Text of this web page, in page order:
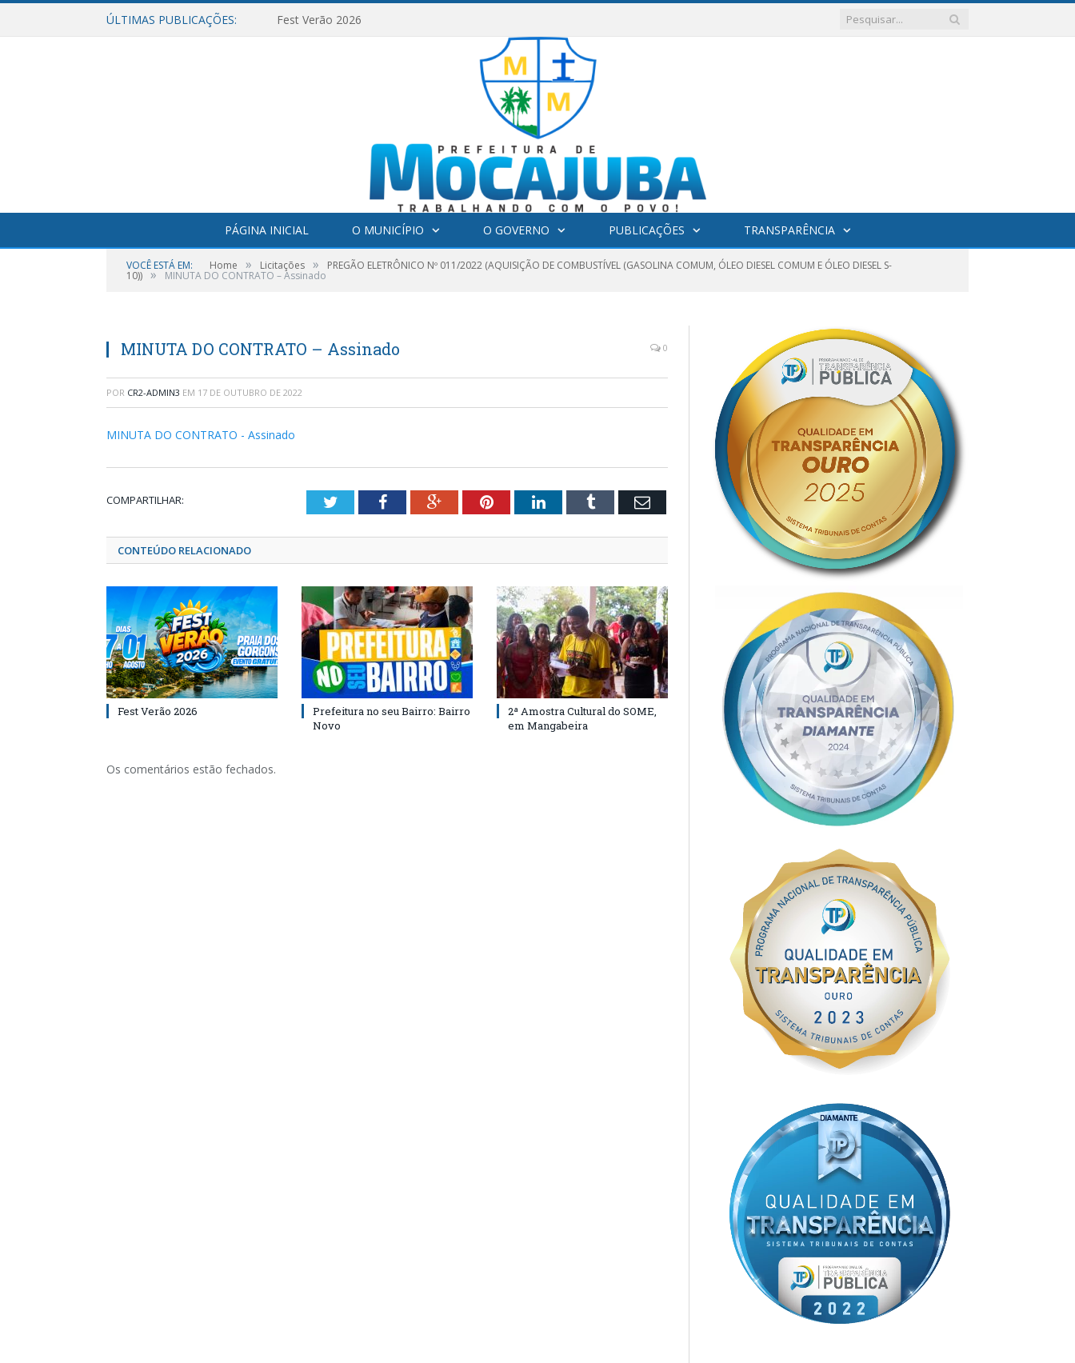
ÚLTIMAS PUBLICAÇÕES: Fest Verão 2026
PÁGINA INICIAL O MUNICÍPIO O GOVERNO PUBLICAÇÕES TRANSPARÊNCIA
VOCÊ ESTÁ EM: Home » Licitações » PREGÃO ELETRÔNICO Nº 011/2022 (AQUISIÇÃO DE COMBUSTÍVEL (GASOLINA COMUM, ÓLEO DIESEL COMUM E ÓLEO DIESEL S-
10)) » MINUTA DO CONTRATO – Assinado
MINUTA DO CONTRATO – Assinado 0
POR CR2-ADMIN3 EM 17 DE OUTUBRO DE 2022
MINUTA DO CONTRATO - Assinado
COMPARTILHAR: TwitterFacebookGoogle+PinterestLinkedInTumblr Email
CONTEÚDO RELACIONADO
Fest Verão 2026
Prefeitura no seu Bairro: Bairro
Novo
2ª Amostra Cultural do SOME,
em Mangabeira
Os comentários estão fechados.